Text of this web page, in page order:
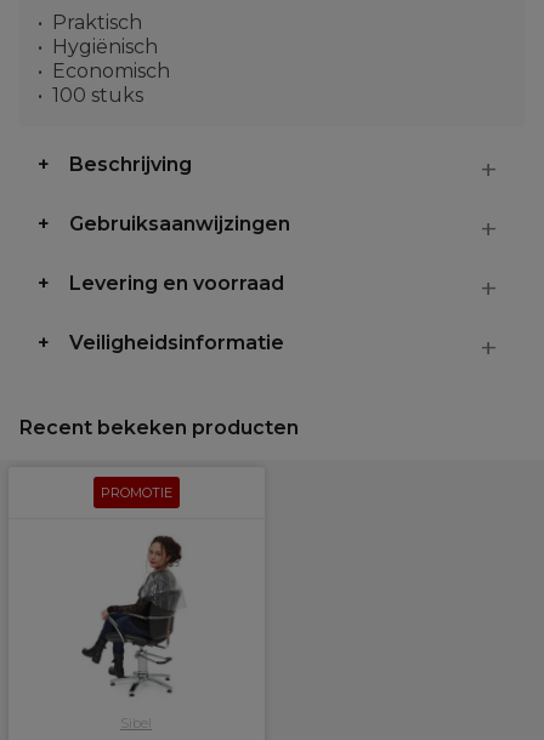
Praktisch
Hygiënisch
Economisch
100 stuks
Beschrijving
Gebruiksaanwijzingen
Levering en voorraad
Veiligheidsinformatie
Recent bekeken producten
PROMOTIE
Sibel